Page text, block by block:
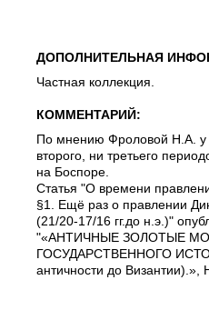
ДОПОЛНИТЕЛЬНАЯ
Частная коллекция.
КОММЕНТАРИЙ:
По мнению Фроловой Н.А.
второго, ни третьего
на Боспоре.
Статья "О времени
§1. Ещё раз о правлении
(21/20-17/16 гг.до н.э.)"
"«АНТИЧНЫЕ ЗОЛОТЫЕ
ГОСУДАРСТВЕННОГО
античности до